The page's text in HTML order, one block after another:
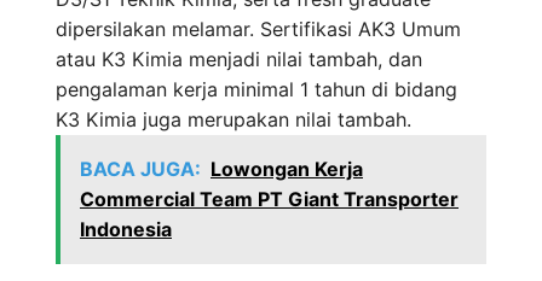
dipersilakan melamar. Sertifikasi AK3 Umum
atau K3 Kimia menjadi nilai tambah, dan
pengalaman kerja minimal 1 tahun di bidang
K3 Kimia juga merupakan nilai tambah.
BACA JUGA: Lowongan Kerja
Commercial Team PT Giant Transporter
Indonesia